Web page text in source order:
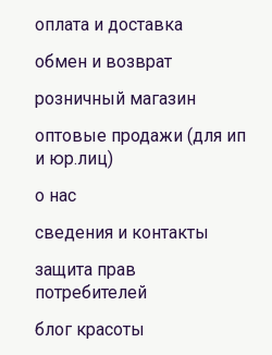
оплата и доставка
обмен и возврат
розничный магазин
оптовые продажи (для ип
и юр.лиц)
о нас
сведения и контакты
защита прав
потребителей
блог красоты